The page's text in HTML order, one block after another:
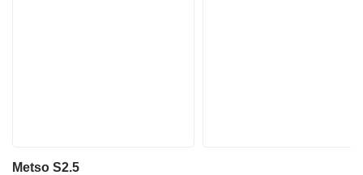
Metso S2.5